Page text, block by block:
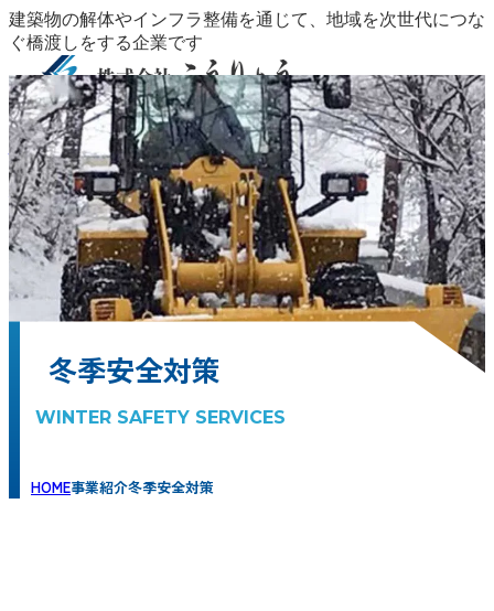
建築物の解体やインフラ整備を通じて、地域を次世代につな
ぐ橋渡しをする企業です
事業紹介
地域整備COMMUNITY DEVELOPMENT インフラ整備
INFRASTRUCTURE 資源循環・廃棄物管理WASTE
MANAGEMENT 外構工事EXTERIOR DESIGN 冬季安全対策
WINTER SAFETY SERVICES
安全・品質 施工実績 保有設備 CSR
会社概要
代表挨拶・ビジョンCEO MESSAGE 会社情報COMPANY
PROFILE アクセス・拠点ACCESS / LOCATIONS
採用情報
事業紹介 安全・品質 施工実績 保有設備 CSR 会社概要 採用
情報 お問い合わせ
冬季安全対策
WINTER SAFETY SERVICES
HOME事業紹介冬季安全対策